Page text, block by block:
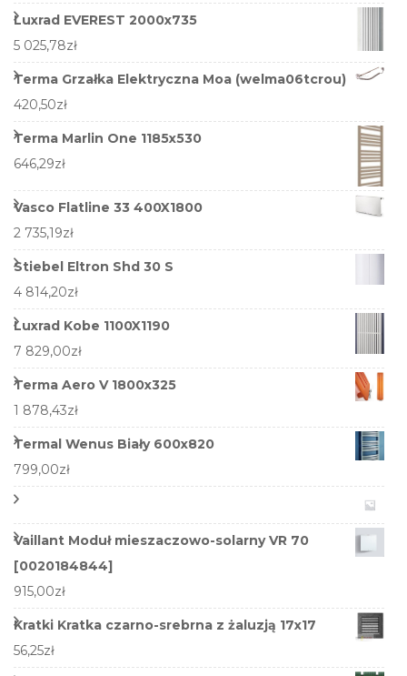
Luxrad EVEREST 2000x735
5 025,78zł
Terma Grzałka Elektryczna Moa (welma06tcrou)
420,50zł
Terma Marlin One 1185x530
646,29zł
Vasco Flatline 33 400X1800
2 735,19zł
Stiebel Eltron Shd 30 S
4 814,20zł
Luxrad Kobe 1100X1190
7 829,00zł
Terma Aero V 1800x325
1 878,43zł
Termal Wenus Biały 600x820
799,00zł
Vaillant Moduł mieszaczowo-solarny VR 70
[0020184844]
915,00zł
Kratki Kratka czarno-srebrna z żaluzją 17x17
56,25zł